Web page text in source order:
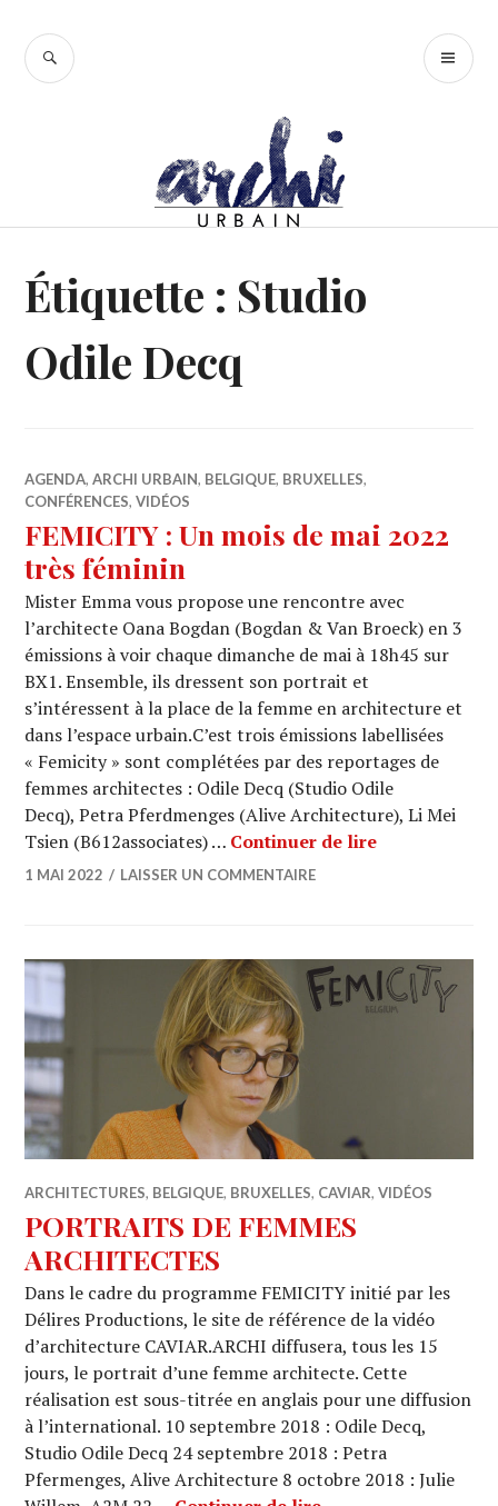
contenu
RECHERCHE
Étiquette : Studio
Odile Decq
AGENDA,ARCHI URBAIN, BELGIQUE, BRUXELLES,
CONFÉRENCES,VIDÉOS
FEMICITY : Un mois de mai 2022
très féminin
Mister Emma vous propose une rencontre avec
l’architecte Oana Bogdan (Bogdan & Van Broeck) en 3
émissions à voir chaque dimanche de mai à 18h45 sur
BX1. Ensemble, ils dressent son portrait et
s’intéressent à la place de la femme en architecture et
dans l’espace urbain.C’est trois émissions labellisées
« Femicity » sont complétées par des reportages de
femmes architectes : Odile Decq (Studio Odile
Decq), Petra Pferdmenges (Alive Architecture), Li Mei
Tsien (B612associates) … Continuer de lireFEMICITY :
1 MAI 2022 LAISSER UN COMMENTAIRE
ARCHITECTURES, BELGIQUE, BRUXELLES, CAVIAR,VIDÉOS
PORTRAITS DE FEMMES
ARCHITECTES
Dans le cadre du programme FEMICITY initié par les
Délires Productions, le site de référence de la vidéo
d’architecture CAVIAR.ARCHI diffusera, tous les 15
jours, le portrait d’une femme architecte. Cette
réalisation est sous-titrée en anglais pour une diffusion
à l’international. 10 septembre 2018 : Odile Decq,
Studio Odile Decq 24 septembre 2018 : Petra
Pfermenges, Alive Architecture 8 octobre 2018 : Julie